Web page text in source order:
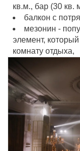
кв.м., бар (30 кв.
балкон с
мезонин -
элемент,
комнату отдыха,